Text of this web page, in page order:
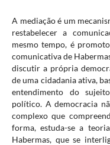
A mediação é um
restabelecer a
mesmo tempo, é
comunicativa de
discutir a própria
de uma cidadania ativa,
entendimento do
político. A democracia
complexo que
forma, estuda-se a
Habermas, que se